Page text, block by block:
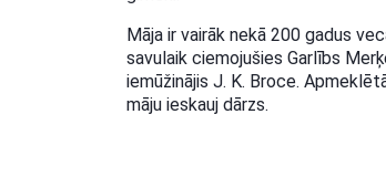
Māja ir vairāk nekā 200 gadus
savulaik ciemojušies Garlībs
iemūžinājis J. K. Broce.
māju ieskauj dārzs.